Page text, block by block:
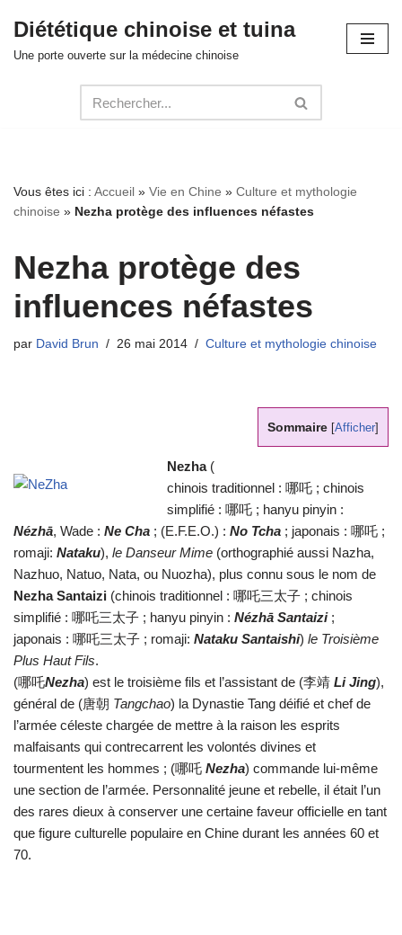
Aller
Diététique chinoise et tuina
Une porte ouverte sur la médecine chinoise
Vous êtes ici : Accueil » Vie en Chine » Culture et mythologie
chinoise » Nezha protège des influences néfastes
Nezha protège des
influences néfastes
par David Brun 26 mai 2014 Culture et mythologie chinoise
Sommaire [Afficher]
Nezha(
chinois traditionnel : 哪吒 ; chinois
simplifié : 哪吒 ; hanyu pinyin :
Nézhā, Wade : Ne Cha ; (E.F.E.O.) : No Tcha ; japonais : 哪吒 ;
romaji: Nataku), le Danseur Mime (orthographié aussi Nazha,
Nazhuo, Natuo, Nata, ou Nuozha), plus connu sous le nom de
Nezha Santaizi (chinois traditionnel : 哪吒三太子 ; chinois
simplifié : 哪吒三太子 ; hanyu pinyin : Nézhā Santaizi;
japonais : 哪吒三太子 ; romaji: Nataku Santaishi) le Troisième
Plus Haut Fils.
(哪吒Nezha) est le troisième fils et l’assistant de (李靖 Li Jing),
général de (唐朝 Tangchao) la Dynastie Tang déifié et chef de
l’armée céleste chargée de mettre à la raison les esprits
malfaisants qui contrecarrent les volontés divines et
tourmentent les hommes ; (哪吒 Nezha) commande lui-même
une section de l’armée. Personnalité jeune et rebelle, il était l’un
des rares dieux à conserver une certaine faveur officielle en tant
que figure culturelle populaire en Chine durant les années 60 et
70.